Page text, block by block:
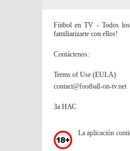
Fútbol en TV - Todos los
familiarizarte con ellos!
Contáctenos:
Terms of Use (EULA)
contact@football-on-tv.net
За НАС
La aplicación